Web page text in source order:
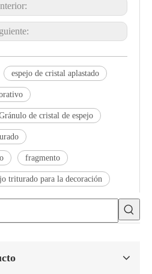
espejo de cristal aplastado
de cristal de espejo
fragmento
triturado para la decoración